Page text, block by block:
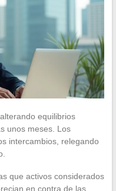
equilibrios
unos meses. Los
intercambios, relegando
que activos considerados
en contra de las